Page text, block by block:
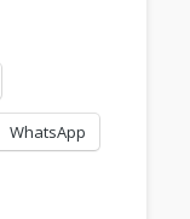
WhatsApp